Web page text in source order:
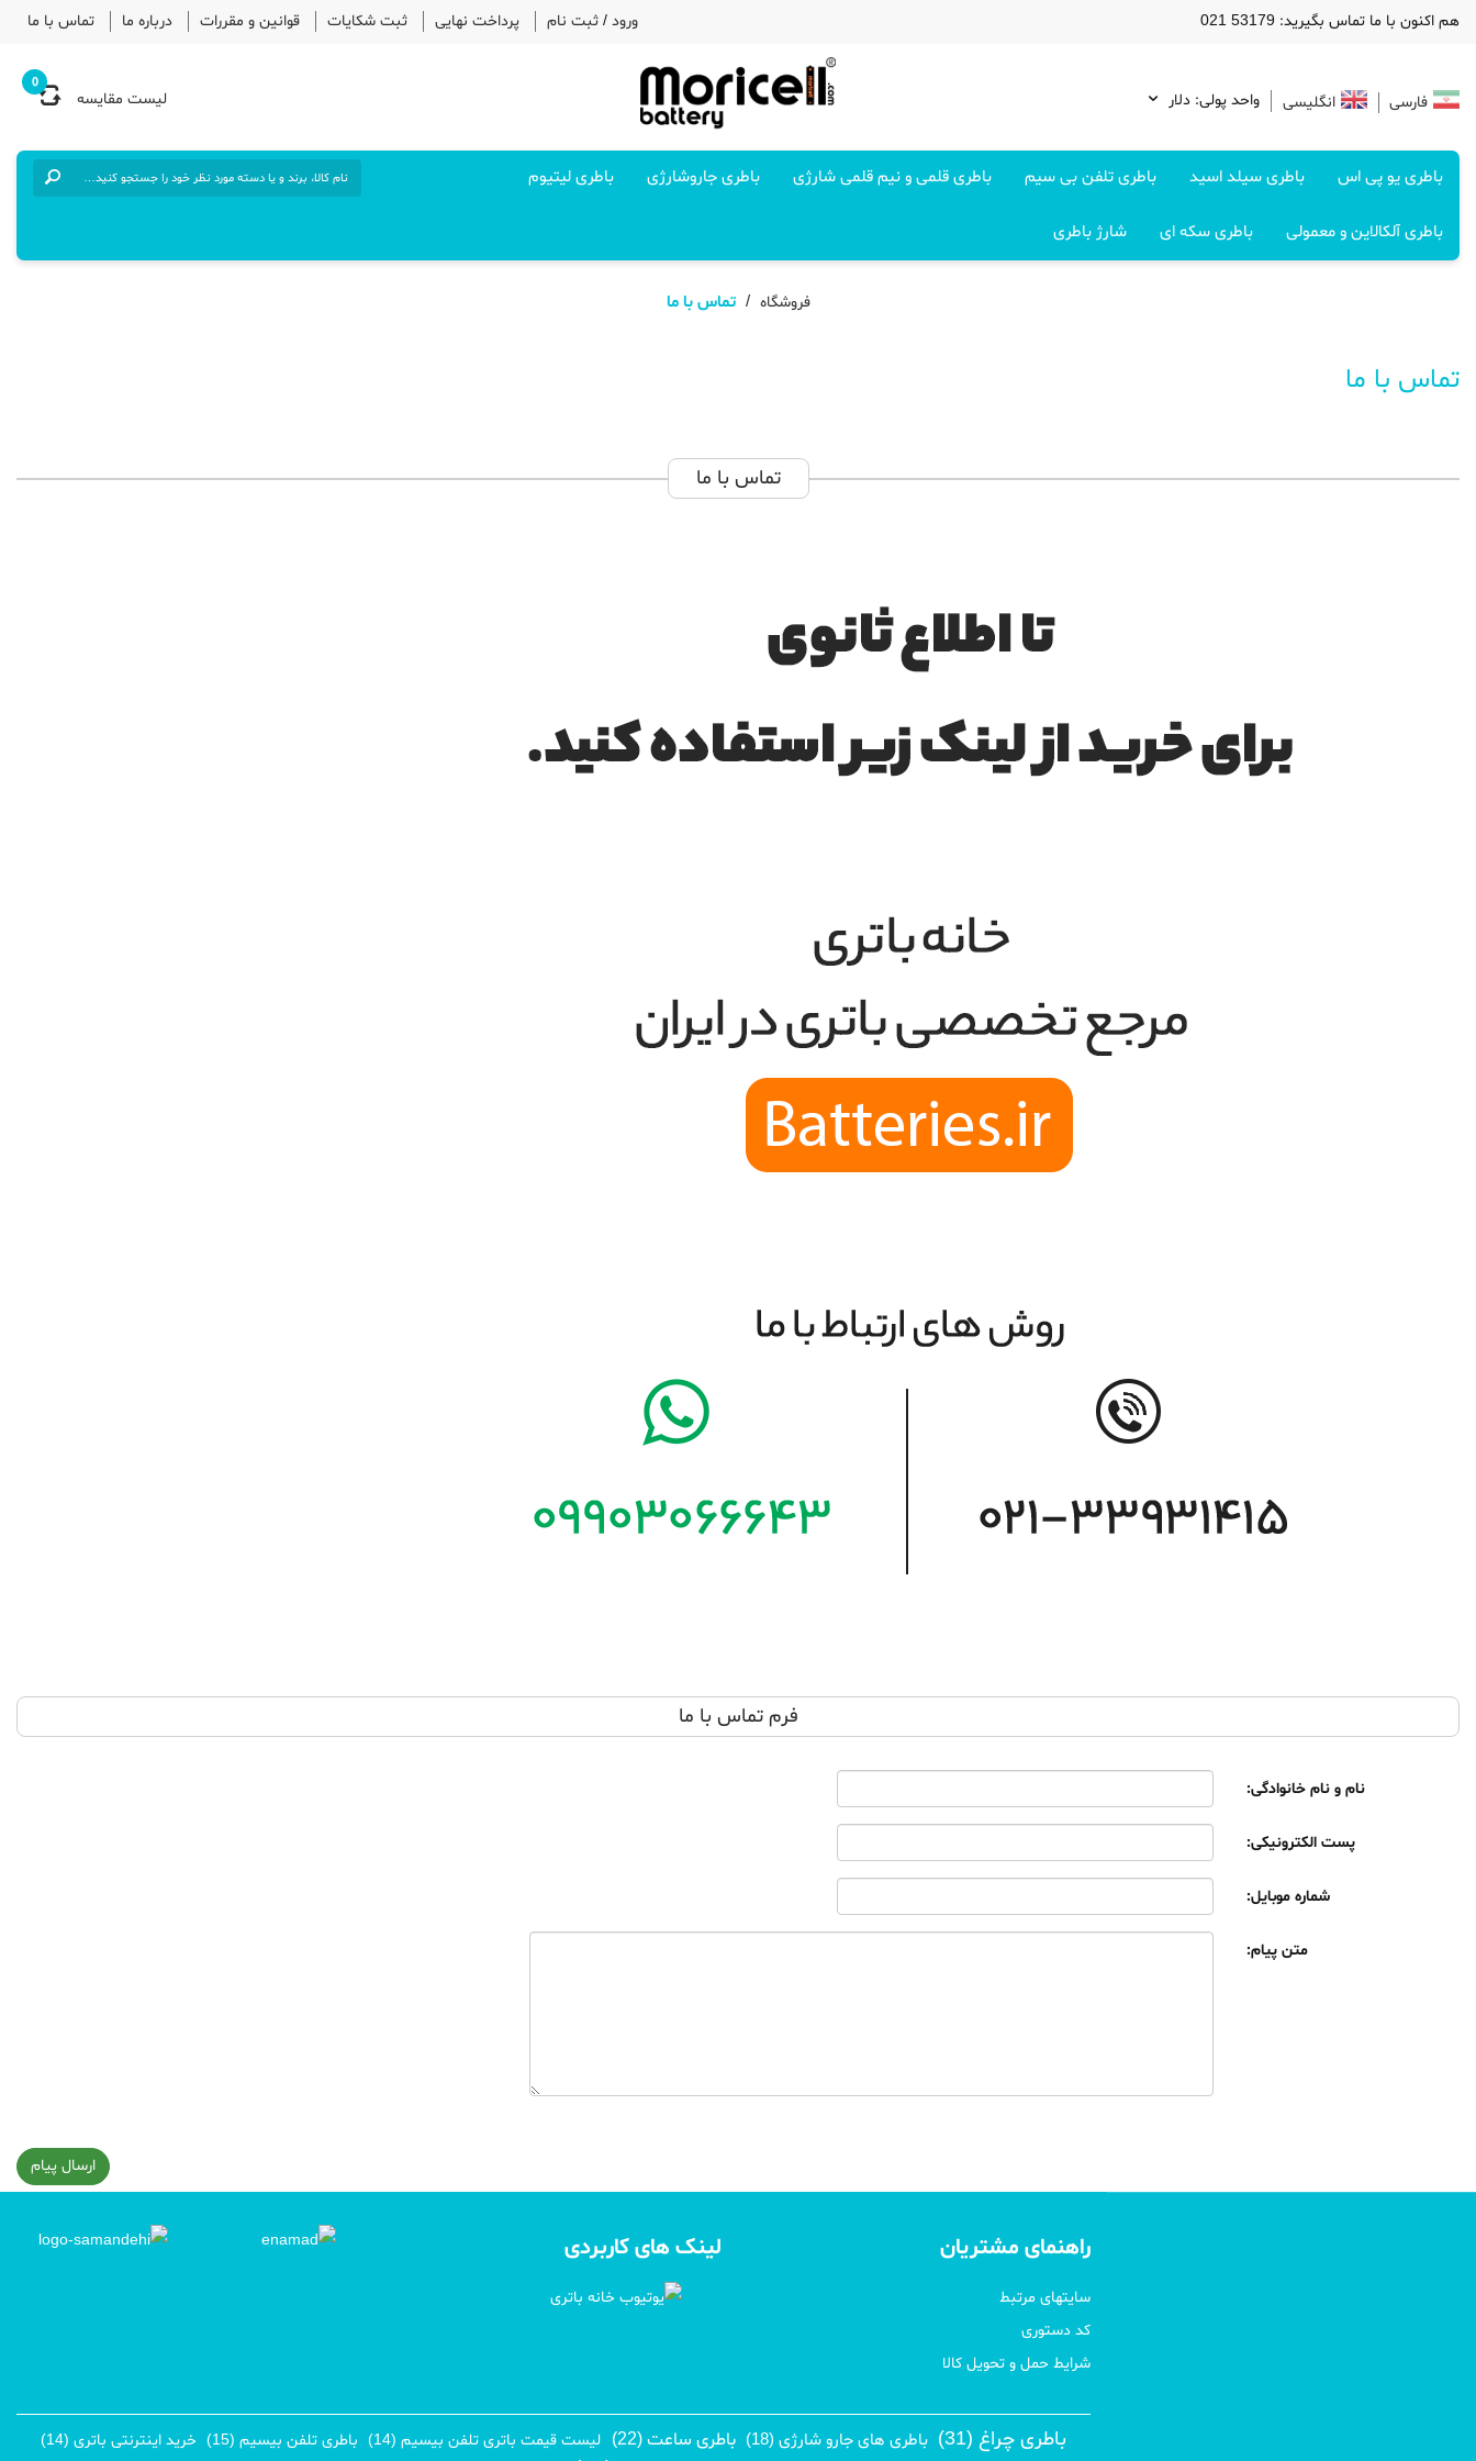
هم اکنون با ما تماس بگیرید: 53179 021 ورود / ثبت نام پرداخت نهایی ثبت شکایات قوانین و مقررات درباره ما تماس با ما
فارسی انگلیسی واحد پولی: دلار لیست مقایسه
0
باطری یو پی اس باطری سیلد اسید باطری تلفن بی سیم باطری قلمی و نیم قلمی شارژی باطری جاروشارژی باطری لیتیوم
باطری آلکالاین و معمولی باطری سکه ای شارژ باطری
فروشگاه تماس با ما
تماس با ما
تماس با ما
فرم تماس با ما
نام و نام خانوادگی:
پست الکترونیکی:
شماره موبایل:
متن پیام:
ارسال پیام
راهنمای مشتریان
سایتهای مرتبط
کد دستوری
شرایط حمل و تحویل کالا
لینک های کاربردی
باطری چراغ (31) باطری های جارو شارژی (18) باطری ساعت (22) لیست قیمت باتری تلفن بیسیم (14) باطری تلفن بیسیم (15) خرید اینترنتی باتری (14)